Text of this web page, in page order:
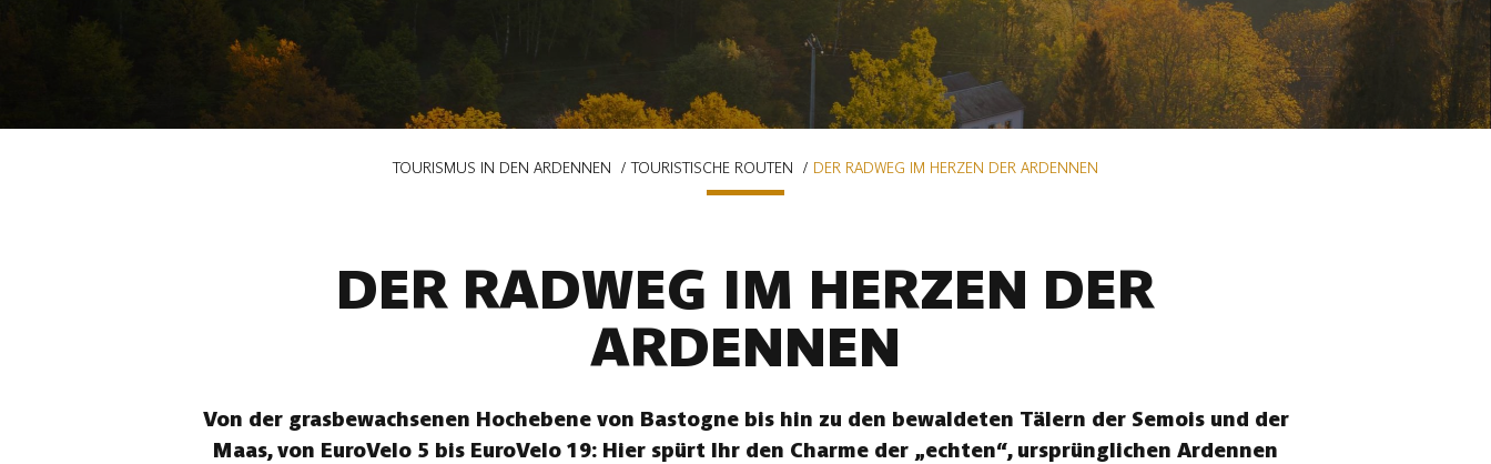
TOURISMUS IN DEN ARDENNEN TOURISTISCHE ROUTEN DER RADWEG IM HERZEN DER ARDENNEN
DER RADWEG IM HERZEN DER
ARDENNEN
Von der grasbewachsenen Hochebene von Bastogne bis hin zu den bewaldeten Tälern der Semois und der
Maas, von EuroVelo 5 bis EuroVelo 19: Hier spürt Ihr den Charme der „echten“, ursprünglichen Ardennen